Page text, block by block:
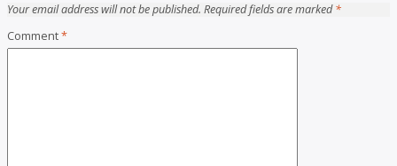
Your email address will not be published. Required fields are marked*
Comment*